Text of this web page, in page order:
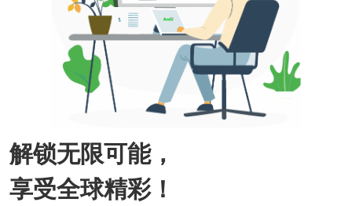
解锁无限可能，
享受全球精彩！